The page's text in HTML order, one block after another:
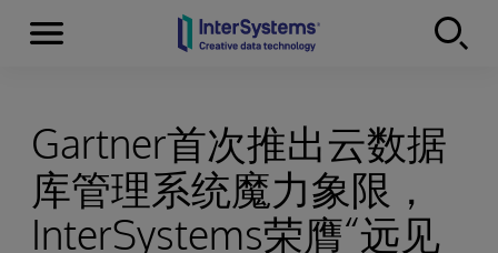
Skip to content
Menu
Gartner首次推出云数据
库管理系统魔力象限，
InterSystems荣膺“远见